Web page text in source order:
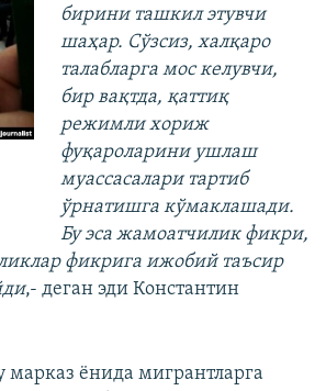
бирини ташкил этувчи
шаҳар. Сўзсиз, халқаро
талабларга мос келувчи,
бир вақтда, қаттиқ
режимли хориж
фуқароларини ушлаш
муассасалари тартиб
ўрнатишга кўмаклашади.
Бу эса жамоатчилик фикри,
фикрига ижобий таъсир
,- деган эди Константин
марказ ёнида мигрантларга